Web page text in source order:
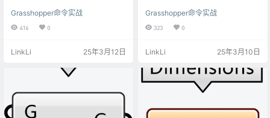
Grasshopper中，布尔值可以用 Tru
e 和 False表示，也可以用 1 和 0 表
它可以是 True 或 False。 初始值:
以是 True 或 False。 输出参数： T
Grasshopper命令实战
416 0
LinkLi 25年3月12日
旋转角度以弧度为单位输入，从而
确保数学上精确地计算旋转效果。
体，可以为点、曲线、面或更复杂
线完成旋转。 A (Number) 数值：以
弧度为单位的旋转角度。该数值决
定了几何体绕轴旋转时转动的幅度
e…
Grasshopper命令实战
323 0
LinkLi 25年3月10日